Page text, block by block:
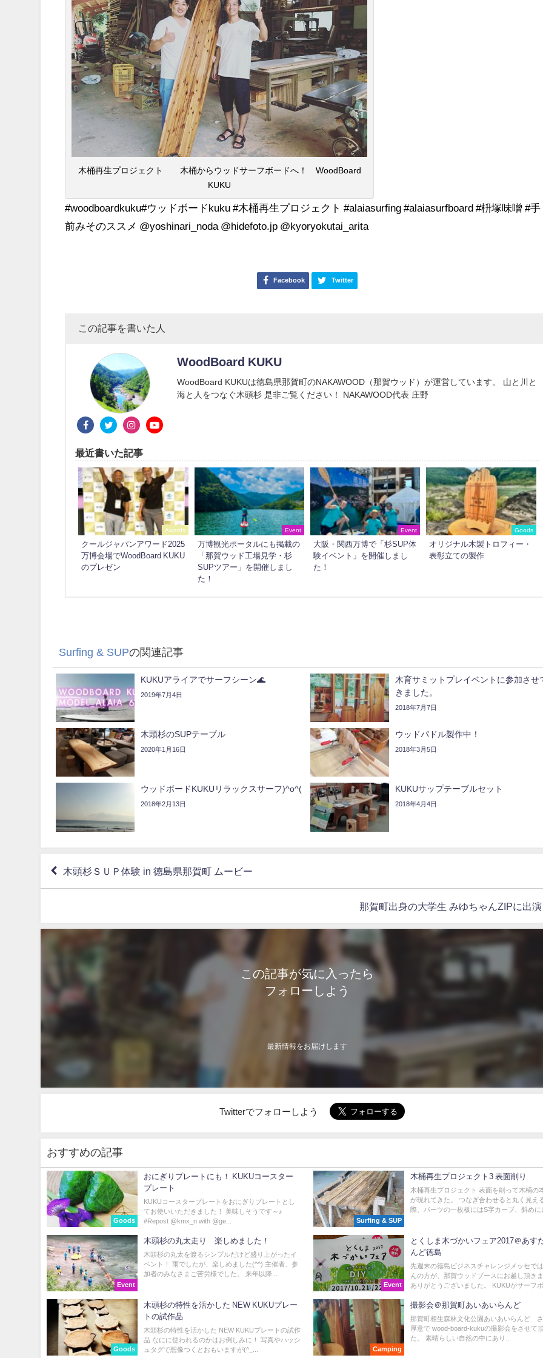
木桶再生プロジェクト 木桶からウッドサーフボードへ！ WoodBoard
KUKU
#woodboardkuku#ウッドボードkuku #木桶再生プロジェクト #alaiasurfing #alaiasurfboard #枡塚味噌 #手
前みそのススメ @yoshinari_noda @hidefoto.jp @kyoryokutai_arita
Facebook Twitter
この記事を書いた人
WoodBoard KUKU
WoodBoard KUKUは徳島県那賀町のNAKAWOOD（那賀ウッド）が運営しています。 山と川と
海と人をつなぐ木頭杉 是非ご覧ください！ NAKAWOOD代表 庄野
最近書いた記事
Awards
クールジャパンアワード2025
万博会場でWoodBoard KUKU
のプレゼン
Event
万博観光ポータルにも掲載の
「那賀ウッド工場見学・杉
SUPツアー」を開催しまし
た！
Event
大阪・関西万博で「杉SUP体
験イベント」を開催しまし
た！
Goods
オリジナル木製トロフィー・
表彰立ての製作
Surfing & SUPの関連記事
KUKUアライアでサーフシーン🌊
2019年7月4日
木育サミットプレイベントに参加させ
きました。
2018年7月7日
木頭杉のSUPテーブル
2020年1月16日
ウッドパドル製作中！
2018年3月5日
ウッドボードKUKUリラックスサーフ)^o^(
2018年2月13日
KUKUサップテーブルセット
2018年4月4日
木頭杉ＳＵＰ体験 in 徳島県那賀町 ムービー
那賀町出身の大学生 みゆちゃんZIPに出
この記事が気に入ったら
フォローしよう
最新情報をお届けします
Twitterでフォローしよう
おすすめの記事
Goods
おにぎりプレートにも！ KUKUコースター
プレート
KUKUコースタープレートをおにぎりプレートとし
てお使いいただきました！ 美味しそうです～♪
#Repost @kmx_n with @ge...
Surfing & SUP
木桶再生プロジェクト3 表面削り
木桶再生プロジェクト 表面を削って木桶の
が現れてきた。 つなぎ合わせると丸く見え
際、パーツの一枚板にはS字カーブ、斜めに
Event
木頭杉の丸太走り 楽しめました！
木頭杉の丸太を渡るシンプルだけど盛り上がったイ
ベント！ 雨でしたが、楽しめました(^^) 主催者、参
加者のみなさまご苦労様でした。 来年以降...
Event
とくしま木づかいフェア2017＠あす
んど徳島
先週末の徳島ビジネスチャレンジメッセで
んの方が、那賀ウッドブースにお越し頂き
ありがとうございました。 KUKUがサーフ
Goods
木頭杉の特性を活かした NEW KUKUプレー
トの試作品
木頭杉の特性を活かした NEW KUKUプレートの試作
品 なにに使われるのかはお倒しみに！ 写真やハッシ
ュタグで想像つくとおもいますが(^_...
Camping
撮影会＠那賀町あいあいらんど
那賀町相生森林文化公園あいあいらんど
厚意で wood-board-kukuの撮影会をさせて
た。 素晴らしい自然の中にあり...